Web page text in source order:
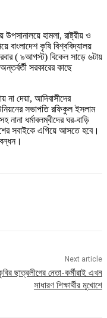
উপসানালয়ে হামলা, রাষ্ট্রীয় ও
বাংলাদেশ কৃষি বিশ্ববিদ্যালয়
( ৯আগস্ট) বিকেল সাড়ে ৬টায়
সরকারের কাছে
না দেয়া, আদিবাসীদের
সভাপতি রফিকুল ইসলাম
ধর্মাবলম্বীদের ঘর-বাড়ি
সবাইকে এগিয়ে আসতে হবে।
Next article
ছাত্রলীগের নেতা-কর্মীরাই এখন
সাধারণ শিক্ষার্থীর মুখোশে